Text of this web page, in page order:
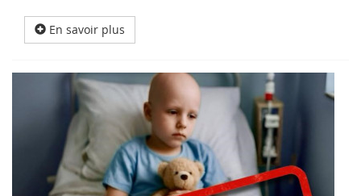
En savoir plus